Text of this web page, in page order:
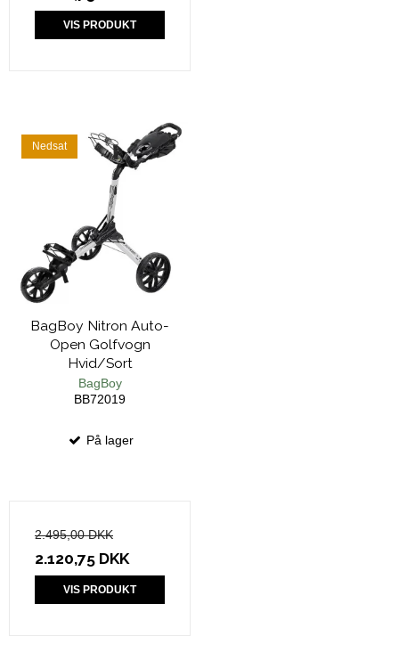
VIS PRODUKT
Nedsat
BagBoy Nitron Auto-
Open Golfvogn
Hvid/Sort
BagBoy
BB72019
På lager
2.495,00 DKK
2.120,75 DKK
VIS PRODUKT